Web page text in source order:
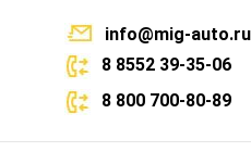
info@mig-auto.ru
8 8552 39-35-06
8 800 700-80-89